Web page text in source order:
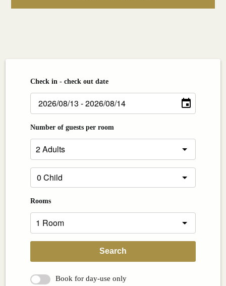
Check in - check out date
Number of guests per room
Rooms
Search
Book for day-use only